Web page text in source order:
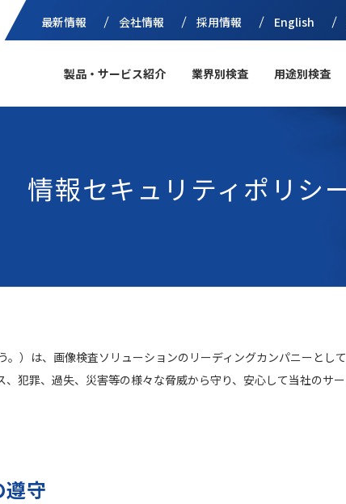
最新情報 会社情報 採用情報 English
製品・サービス紹介 業界別検査 用途別検査
情報セキュリティポリシ
）は、画像検査ソリューションのリーディングカンパニーとし
犯罪、過失、災害等の様々な脅威から守り、安心して当社のサ
守